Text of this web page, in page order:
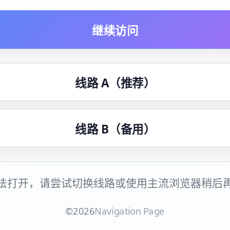
继续访问
线路 A（推荐）
线路 B（备用）
打开，请尝试切换线路或使用主流浏览器稍后
©2026Navigation Page